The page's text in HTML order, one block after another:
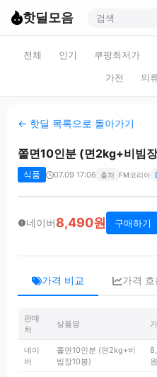
핫딜모음
전체 인기 쿠팡최저가
가전
의
← 핫딜 목록으로 돌아가기
쫄면10인분 (면2kg+비빔
식품 07.09 17:06 출처 FM코리아
네이버8,490원 구매하기
가격 비교 가격 흐
판매
처
상품명
네이
버
쫄면10인분 (면2kg+비
빔장10봉)
원